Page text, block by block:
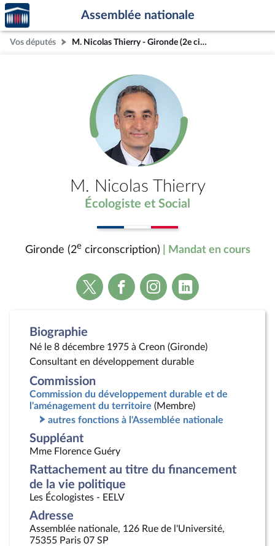
Aller au contenu
Aller en bas de la page
Accèder
à la
page
d'accueil
Assemblée nationale
Vos députés M. Nicolas Thierry - Gironde (2e circonscription)
M. Nicolas Thierry
Écologiste et Social
Gironde (2ecirconscription) | Mandat en cours
Voir
la
Voir
la
Voir
la
Voir
la
Biographie
Né le 8 décembre 1975 à Creon (Gironde)
Consultant en développement durable
Commission
Commission du développement durable et de
l'aménagement du territoire (Membre)
autres fonctions à l'Assemblée nationale
Suppléant
Mme Florence Guéry
Rattachement au titre du financement
de la vie politique
Les Écologistes - EELV
Adresse
Assemblée nationale, 126 Rue de l'Université,
75355 Paris 07 SP